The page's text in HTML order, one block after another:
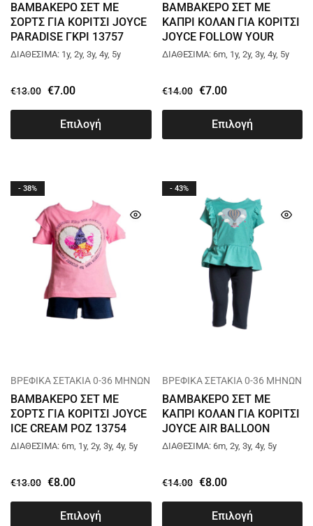
ΒΑΜΒΑΚΕΡΟ ΣΕΤ ΜΕ
ΣΟΡΤΣ ΓΙΑ ΚΟΡΙΤΣΙ JOYCE
PARADISE ΓΚΡΙ 13757
ΔΙΑΘΕΣΙΜΑ: 1y, 2y, 3y, 4y, 5y
€13.00 €7.00
Επιλογή
ΒΑΜΒΑΚΕΡΟ ΣΕΤ ΜΕ
ΚΑΠΡΙ ΚΟΛΑΝ ΓΙΑ ΚΟΡΙΤΣΙ
JOYCE FOLLOW YOUR
DREAMS ΡΟΖ 13741
ΔΙΑΘΕΣΙΜΑ: 6m, 1y, 2y, 3y, 4y, 5y
€14.00 €7.00
Επιλογή
- 38%
ΒΡΕΦΙΚΑ ΣΕΤΑΚΙΑ 0-36 ΜΗΝΩΝ
ΒΑΜΒΑΚΕΡΟ ΣΕΤ ΜΕ
ΣΟΡΤΣ ΓΙΑ ΚΟΡΙΤΣΙ JOYCE
ICE CREAM ΡΟΖ 13754
ΔΙΑΘΕΣΙΜΑ: 6m, 1y, 2y, 3y, 4y, 5y
€13.00 €8.00
Επιλογή
- 43%
ΒΡΕΦΙΚΑ ΣΕΤΑΚΙΑ 0-36 ΜΗΝΩΝ
ΒΑΜΒΑΚΕΡΟ ΣΕΤ ΜΕ
ΚΑΠΡΙ ΚΟΛΑΝ ΓΙΑ ΚΟΡΙΤΣΙ
JOYCE AIR BALLOON
ΒΕΡΑΜΑΝ 13740
ΔΙΑΘΕΣΙΜΑ: 6m, 2y, 3y, 4y, 5y
€14.00 €8.00
Επιλογή